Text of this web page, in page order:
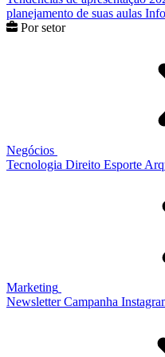
planejamento de suas aulas
Por setor
Negócios
Tecnologia Direito Esporte
Marketing
Newsletter Campanha